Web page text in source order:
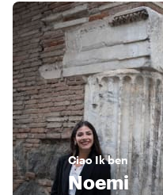
Ciao Ik ben
Noemi